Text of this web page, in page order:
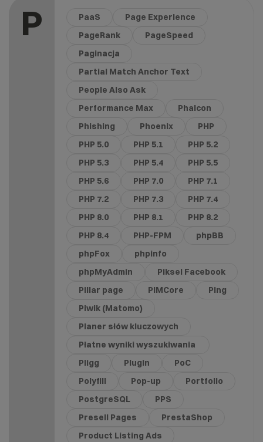
P PaaS
Page Experience
PageRank
PageSpeed
Paginacja
Partial Match Anchor Text
People Also Ask
Performance Max
Phalcon
Phishing
Phoenix
PHP
PHP 5.0
PHP 5.1
PHP 5.2
PHP 5.3
PHP 5.4
PHP 5.5
PHP 5.6
PHP 7.0
PHP 7.1
PHP 7.2
PHP 7.3
PHP 7.4
PHP 8.0
PHP 8.1
PHP 8.2
PHP 8.4
PHP-FPM
phpBB
phpFox
phpinfo
phpMyAdmin
Piksel Facebook
Pillar page
PIMCore
Ping
Piwik (Matomo)
Planer słów kluczowych
Płatne wyniki wyszukiwania
Pligg
Plugin
PoC
Polyfill
Pop-up
Portfolio
PostgreSQL
PPS
Presell Pages
PrestaShop
Product Listing Ads